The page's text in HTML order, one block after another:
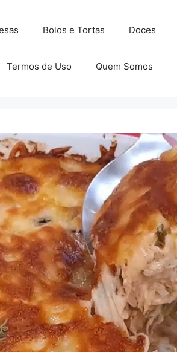
Bolos e Tortas Doces
Termos de Uso Quem Somos